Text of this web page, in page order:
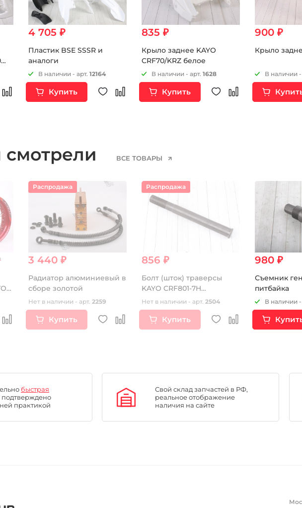
4 705 ₽
Пластик BSE SSSR и
аналоги
В наличии - арт. 12164
Купить
835 ₽
Крыло заднее KAYO
CRF70/KRZ белое
В наличии - арт. 1628
Купить
900 ₽
Крыло
В наличии -
ВСЕ ТОВАРЫ
Распродажа
3 440 ₽
Радиатор алюминиевый в
сборе золотой
Нет в наличии - арт. 2259
Купить
Распродажа
856 ₽
Болт (шток) траверсы
KAYO CRF801-7H
(W160004)
Нет в наличии - арт. 2504
Купить
980 ₽
Съемник
питбайка
В наличии -
быстрая
подтверждено
практикой
Свой склад запчастей в РФ,
реальное отображение
наличия на сайте